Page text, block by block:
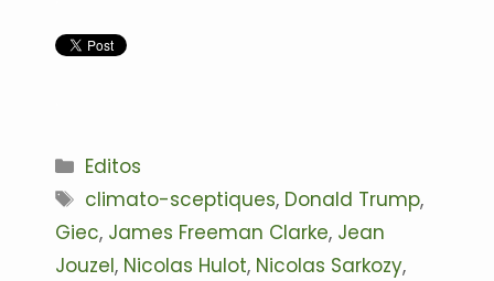
Catégories
Editos
Étiquettes
climato-sceptiques, Donald Trump,
Giec, James Freeman Clarke, Jean
Jouzel, Nicolas Hulot, Nicolas Sarkozy,